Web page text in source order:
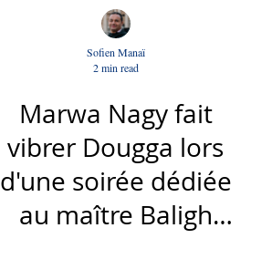
Marwa Nagy fait
vibrer Dougga lors
d'une soirée dédiée
au maître Baligh
Sofien Manaï
2 min read